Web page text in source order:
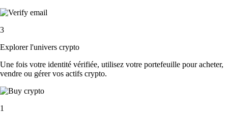
3
Explorer l'univers crypto
Une fois votre identité vérifiée, utilisez votre portefeuille pour acheter,
vendre ou gérer vos actifs crypto.
1